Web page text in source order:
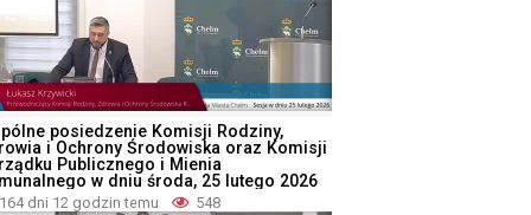
posiedzenie Komisji Rodziny,
i Ochrony Środowiska oraz Komisji
Publicznego i Mienia
w dniu środa, 25 lutego 2026
164 dni 12 godzin temu 548